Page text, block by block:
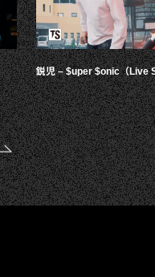
鋭児 – $uper $onic（Live